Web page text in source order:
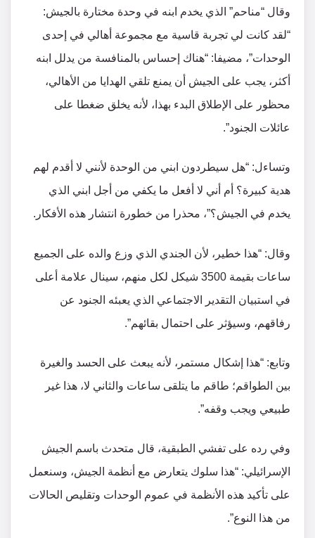
وقال “مناحم” الذي يخدم ابنه في وحدة مختارة بالجيش:
“لقد كانت لي تجربة قاسية مع مجموعة أهالي في إحدى
الوحدات”، مضيفا: “هناك إحساس بالمنافسة من يدلل ابنه
أكثر، يجب على الجيش أن يمنع تلقي الهدايا من الأهالي،
محظور على الإطلاق البدء بهذا، لأنه يخلق ضغطا على
عائلات الجنود”.
وتساءل: “هل سيطردون ابني من الوحدة لأنني لا أقدم لهم
هدية كبيرة؟ أم أني لا أفعل ما يكفي من أجل ابني الذي
يخدم في الجيش؟”، محذرا من خطورة انتشار هذه الأفكار.
وقال: “هذا خطير، لأن الجندي الذي وزع والده على الجميع
ساعات بقيمة 3500 شيكل لكل منهم، سينال علامة أعلى
في استبيان التقدير الاجتماعي الذي يعبئه الجنود عن
رفاقهم، وسيؤثر على احتمال بقائهم”.
وتابع: “هذا إشكال مستمر، لأنه يبعث على الحسد والغيرة
بين الطواقم؛ طاقم ما يتلقى ساعات والثاني لا، هذا غير
طبيعي ويجب وقفه”.
وفي رده على تفشي الطبقية، قال متحدث باسم الجيش
الإسرائيلي: “هذا سلوك يتعارض مع أنظمة الجيش، وسنعمل
على تأكيد هذه الأنظمة في عموم الوحدات وتقليص الحالات
من هذا النوع”.